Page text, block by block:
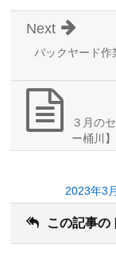
バックヤード作
Next
３月の
ー桶川】
2023年3
この記事の